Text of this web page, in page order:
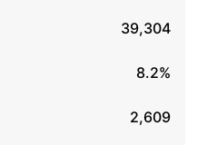
39,304
8.2%
2,609